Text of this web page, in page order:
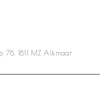
78, 1811 MZ Alkmaar